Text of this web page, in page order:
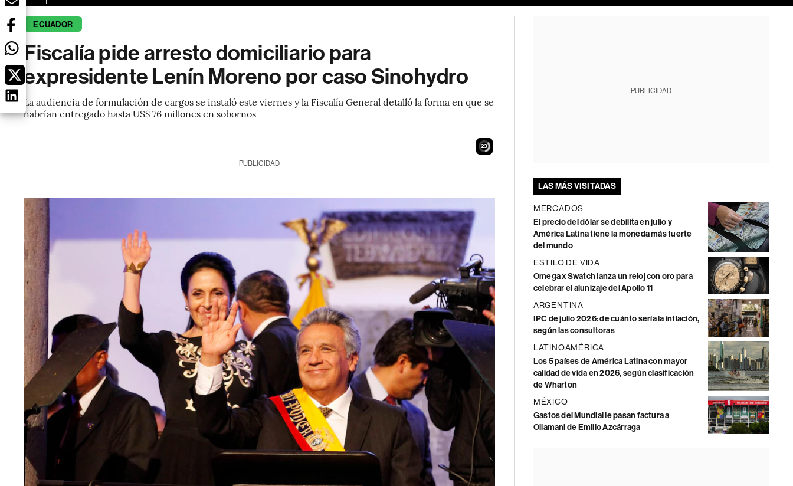
ECUADOR
Fiscalía pide arresto domiciliario para
expresidente Lenín Moreno por caso Sinohydro
La audiencia de formulación de cargos se instaló este viernes y la Fiscalía General detalló la forma en que se
habrían entregado hasta US$ 76 millones en sobornos
22
PUBLICIDAD
PUBLICIDAD
LAS MÁS VISITADAS
MERCADOS
El precio del dólar se debilita en julio y
América Latina tiene la moneda más fuerte
del mundo
ESTILO DE VIDA
Omega x Swatch lanza un reloj con oro para
celebrar el alunizaje del Apollo 11
ARGENTINA
IPC de julio 2026: de cuánto sería la inflación,
según las consultoras
LATINOAMÉRICA
Los 5 países de América Latina con mayor
calidad de vida en 2026, según clasificación
de Wharton
MÉXICO
Gastos del Mundial le pasan factura a
Ollamani de Emilio Azcárraga